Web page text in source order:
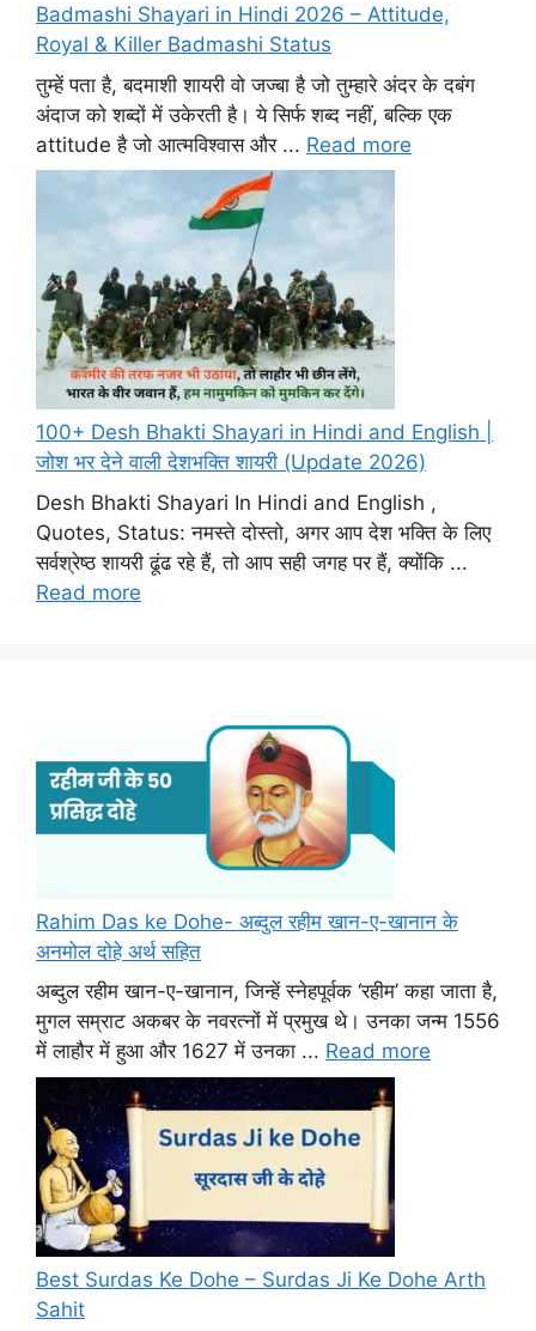
Badmashi Shayari in Hindi 2026 – Attitude,
Royal & Killer Badmashi Status
तुम्हें पता है, बदमाशी शायरी वो जज्बा है जो तुम्हारे अंदर के दबंग
अंदाज को शब्दों में उकेरती है। ये सिर्फ शब्द नहीं, बल्कि एक
attitude है जो आत्मविश्वास और ... Read more
100+ Desh Bhakti Shayari in Hindi and English |
जोश भर देने वाली देशभक्ति शायरी (Update 2026)
Desh Bhakti Shayari In Hindi and English ,
Quotes, Status: नमस्ते दोस्तो, अगर आप देश भक्ति के लिए
सर्वश्रेष्ठ शायरी ढूंढ रहे हैं, तो आप सही जगह पर हैं, क्योंकि ...
Read more
Rahim Das ke Dohe- अब्दुल रहीम खान-ए-खानान के
अनमोल दोहे अर्थ सहित
अब्दुल रहीम खान-ए-खानान, जिन्हें स्नेहपूर्वक ‘रहीम’ कहा जाता है,
मुगल सम्राट अकबर के नवरत्नों में प्रमुख थे। उनका जन्म 1556
में लाहौर में हुआ और 1627 में उनका ... Read more
Best Surdas Ke Dohe – Surdas Ji Ke Dohe Arth
Sahit